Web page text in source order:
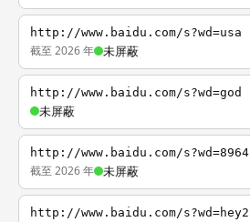
http://www.baidu.com/s?wd=usa
截至 2026 年 未屏蔽
http://www.baidu.com/s?wd=god
未屏蔽
http://www.baidu.com/s?wd=8964
截至 2026 年 未屏蔽
http://www.baidu.com/s?wd=hey2